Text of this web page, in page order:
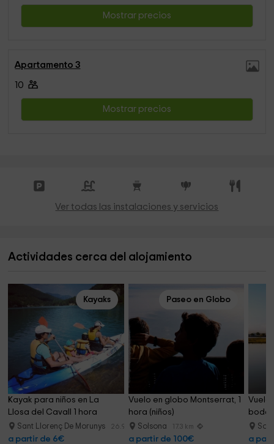
Mostrar precios
Apartamento 3
10
Mostrar precios
Ver todas las instalaciones y servicios
Actividades cerca del alojamiento
Kayaks
Kayak para niños en La
Llosa del Cavall 1 hora
Sant Llorenç De Morunys 26.9 km
a partir de 6€
Paseo en Globo
Vuelo en globo Montserrat, 1
hora (niños)
Solsona 17.3 km
a partir de 100€
Vuelo
a